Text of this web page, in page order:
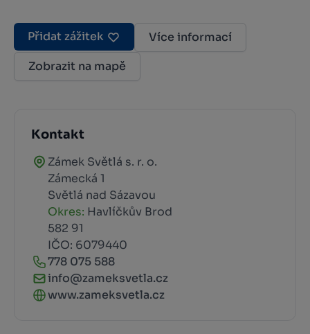
Přidat zážitek
Více informací
Zobrazit na mapě
Kontakt
Zámek Světlá s. r. o.
Zámecká 1
Světlá nad Sázavou
Okres: Havlíčkův Brod
582 91
IČO: 6079440
778 075 588
info@zameksvetla.cz
www.zameksvetla.cz